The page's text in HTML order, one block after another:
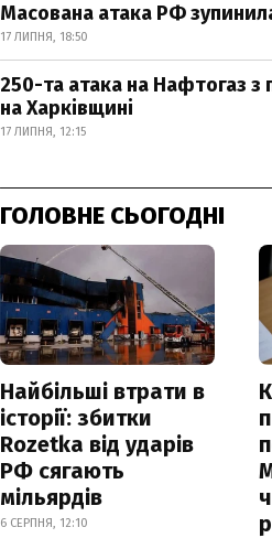
Масована атака РФ
17 ЛИПНЯ, 18:50
250-та атака на Нафтогаз з
на Харківщині
17 ЛИПНЯ, 12:15
ГОЛОВНЕ СЬОГОДНІ
Найбільші втрати в
історії: збитки
Rozetka від ударів
РФ сягають
мільярдів
6 СЕРПНЯ, 12:10